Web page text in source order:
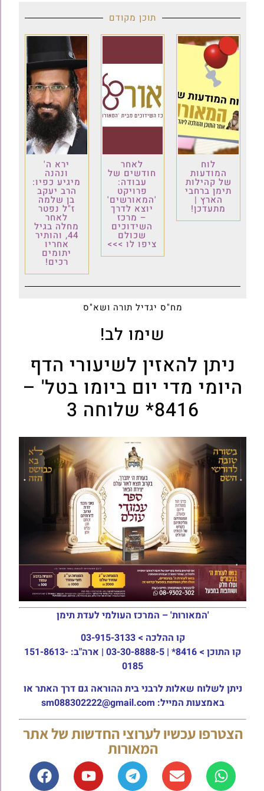
תוכן מקודם
לוח
המודעות
של קהילות
תימן ברחבי
הארץ |
מתעדכן!
לאחר
חודשים של
עבודה:
פרויקט
'המאורשים'
יוצא לדרך
– מרכז
השידוכים
שכולם
ציפו לו >>>
ירא ה'
ונהנה
מיגיע כפיו:
הרב יעקב
בן שלמה
ז"ל נפטר
לאחר
מחלה בגיל
44, והותיר
אחריו
יתומים
רכים!
מח"ס יגדיל תורה ושא"ס
שימו לב!
ניתן להאזין לשיעורי הדף
היומי מדי יום ביומו בטל' –
8416* שלוחה 3
'המאורות' – המרכז העולמי לעדת תימן
קו ההלכה > 03-915-3133
קו התוכן >
8416* | 03-30-8888-5 | ארה"ב: 151-8613-
0185
ניתן לשלוח שאלות לרבני בית ההוראה גם דרך האתר או
באמצעות המייל: sm088302222@gmail.com
הצטרפו עכשיו לערוצי החדשות של אתר
המאורות